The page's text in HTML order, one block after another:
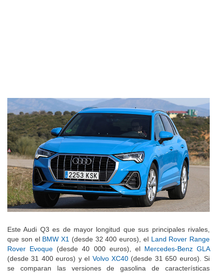
Este Audi Q3 es de mayor longitud que sus principales rivales,
que son el BMW X1 (desde 32 400 euros), el Land Rover Range
Rover Evoque (desde 40 000 euros), el Mercedes-Benz GLA
(desde 31 400 euros) y el Volvo XC40(desde 31 650 euros). Si
se comparan las versiones de gasolina de características